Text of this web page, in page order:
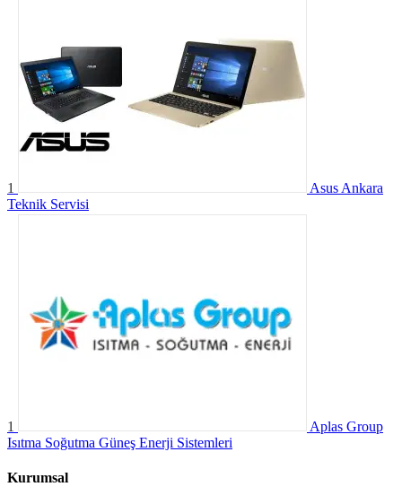
1
Asus Ankara
Teknik Servisi
1
Aplas Group
Isıtma Soğutma Güneş Enerji Sistemleri
Kurumsal